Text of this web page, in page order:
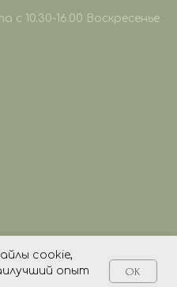
с 10.30-16.00 Воскресенье
cookie,
опыт
OK